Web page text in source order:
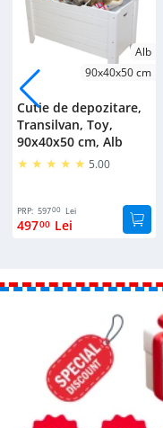
Alb
90x40x50 cm
Cutie de depozitare,
Transilvan, Toy,
90x40x50 cm, Alb
5.00
PRP: 59700 Lei
49700 Lei